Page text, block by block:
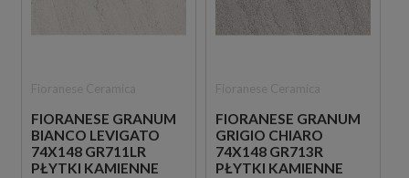
FIORANESE GRANUM
BIANCO LEVIGATO
74X148 GR711LR
PŁYTKI KAMIENNE
FIORANESE GRANUM
GRIGIO CHIARO
74X148 GR713R
PŁYTKI KAMIENNE